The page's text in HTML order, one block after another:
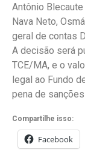
Antônio
Nava Neto,
geral de contas
A decisão será
TCE/MA, e o
legal ao Fundo
pena de
Compartilhe isso:
Facebook